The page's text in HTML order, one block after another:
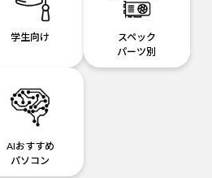
学生向け
スペック
パーツ別
AIおすすめ
パソコン